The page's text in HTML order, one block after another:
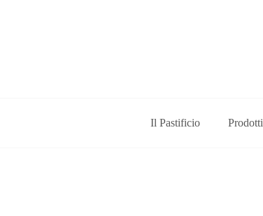
Il Pastificio Prodotti